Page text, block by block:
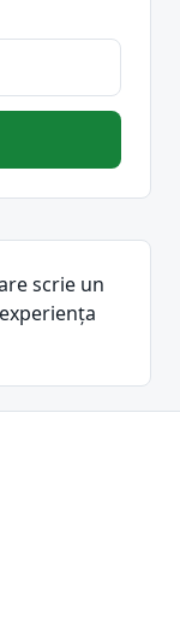
scrie un